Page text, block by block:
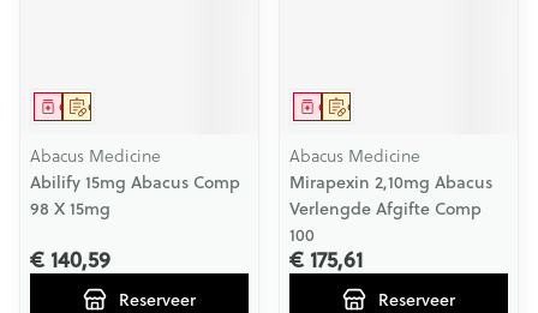
Op voorschrift
Geneesmiddel
Abacus Medicine
Abilify 15mg Abacus Comp
98 X 15mg
€ 140,59
Reserveer
Op voorschrift
Geneesmiddel
Abacus Medicine
Mirapexin 2,10mg Abacus
Verlengde Afgifte Comp
100
€ 175,61
Reserveer